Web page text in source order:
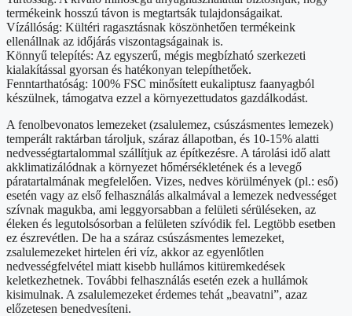
termékeink hosszú távon is megtartsák tulajdonságaikat.
Vízállóság: Kültéri ragasztásnak köszönhetően termékeink
ellenállnak az időjárás viszontagságainak is.
Könnyű telepítés: Az egyszerű, mégis megbízható szerkezeti
kialakítással gyorsan és hatékonyan telepíthetőek.
Fenntarthatóság: 100% FSC minősített eukaliptusz faanyagból
készülnek, támogatva ezzel a környezettudatos gazdálkodást.
A fenolbevonatos lemezeket (zsalulemez, csúszásmentes lemezek)
temperált raktárban tároljuk, száraz állapotban, és 10-15% alatti
nedvességtartalommal szállítjuk az építkezésre. A tárolási idő alatt
akklimatizálódnak a környezet hőmérsékletének és a levegő
páratartalmának megfelelően. Vizes, nedves körülmények (pl.: eső)
esetén vagy az első felhasználás alkalmával a lemezek nedvességet
szívnak magukba, ami leggyorsabban a felületi sérüléseken, az
éleken és legutolsósorban a felületen szívódik fel. Legtöbb esetben
ez észrevétlen. De ha a száraz csúszásmentes lemezeket,
zsalulemezeket hirtelen éri víz, akkor az egyenlőtlen
nedvességfelvétel miatt kisebb hullámos kitüremkedések
keletkezhetnek. További felhasználás esetén ezek a hullámok
kisimulnak. A zsalulemezeket érdemes tehát „beavatni”, azaz
előzetesen benedvesíteni.